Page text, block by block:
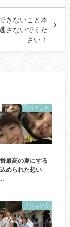
きないこと本
さないでくだ
さい！
スリランカ
最高の夏にする
められた想い
スリランカ